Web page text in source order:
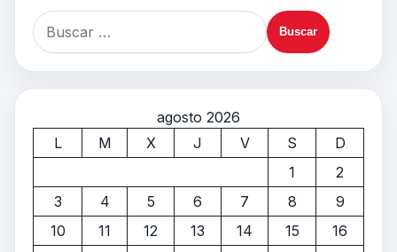
agosto 2026
L
M X J V S
D
1
2
3
4 5 6 7 8
9
10
11 12 13 14 15
16